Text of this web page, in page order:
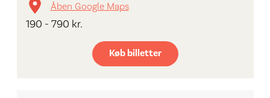
Åben Google Maps
190 - 790 kr.
Køb billetter